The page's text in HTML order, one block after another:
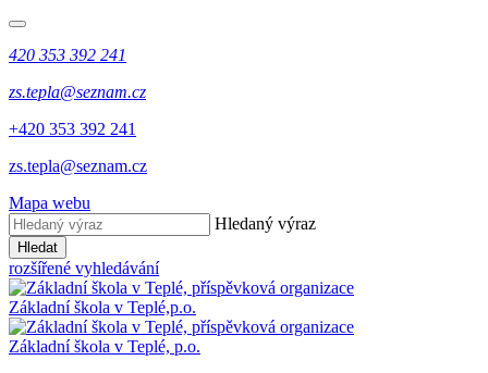
420 353 392 241
zs.tepla@seznam.cz
+420 353 392 241
zs.tepla@seznam.cz
Mapa webu
Hledaný výraz
Hledat
rozšířené vyhledávání
Základní škola v Teplé,p.o.
Základní škola v Teplé, p.o.